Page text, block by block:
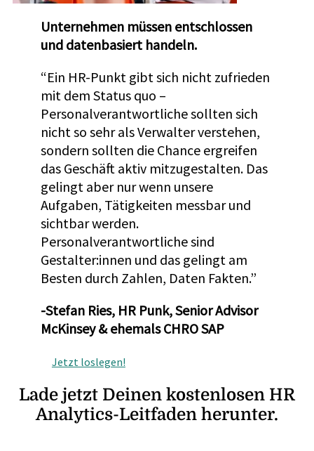
Unternehmen müssen entschlossen
und datenbasiert handeln.
“Ein HR-Punkt gibt sich nicht zufrieden
mit dem Status quo –
Personalverantwortliche sollten sich
nicht so sehr als Verwalter verstehen,
sondern sollten die Chance ergreifen
das Geschäft aktiv mitzugestalten. Das
gelingt aber nur wenn unsere
Aufgaben, Tätigkeiten messbar und
sichtbar werden.
Personalverantwortliche sind
Gestalter:innen und das gelingt am
Besten durch Zahlen, Daten Fakten.”
-Stefan Ries, HR Punk, Senior Advisor
McKinsey & ehemals CHRO SAP
Jetzt loslegen!
Lade jetzt Deinen kostenlosen HR
Analytics-Leitfaden herunter.